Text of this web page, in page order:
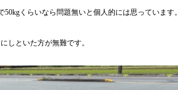
くらいなら問題無いと個人的には思っています。
しといた方が無難です。